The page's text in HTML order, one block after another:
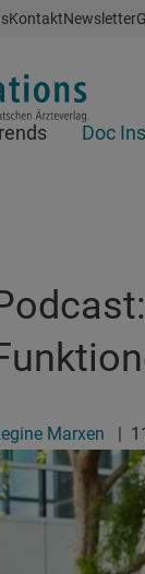
KontaktNewsletter
Doc
Marxen |